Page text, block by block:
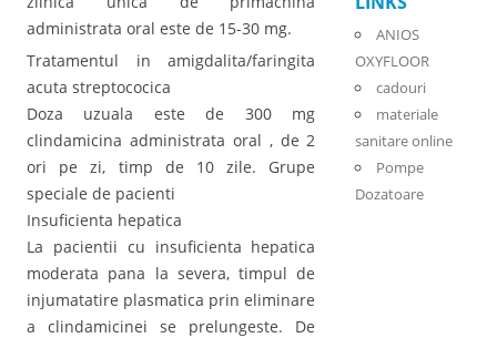
administrata oral este de 15-30 mg.
Tratamentul in amigdalita/faringita
acuta streptococica
Doza uzuala este de 300 mg
clindamicina administrata oral , de 2
ori pe zi, timp de 10 zile. Grupe
speciale de pacienti
Insuficienta hepatica
La pacientii cu insuficienta hepatica
moderata pana la severa, timpul de
injumatatire plasmatica prin eliminare
a clindamicinei se prelungeste. De
ANIOS
OXYFLOOR
cadouri
materiale
sanitare online
Pompe
Dozatoare